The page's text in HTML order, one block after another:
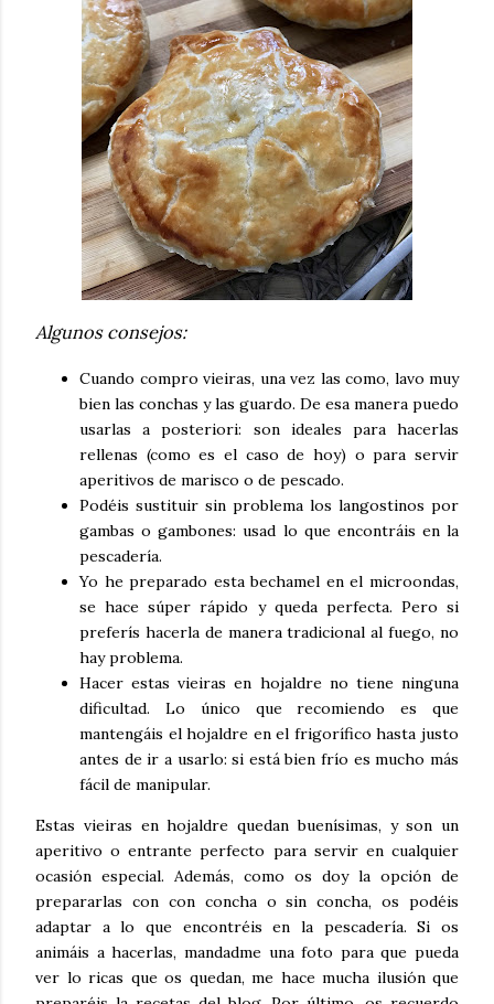
Algunos consejos:
Cuando compro vieiras, una vez las como, lavo muy
bien las conchas y las guardo. De esa manera puedo
usarlas a posteriori: son ideales para hacerlas
rellenas (como es el caso de hoy) o para servir
aperitivos de marisco o de pescado.
Podéis sustituir sin problema los langostinos por
gambas o gambones: usad lo que encontráis en la
pescadería.
Yo he preparado esta bechamel en el microondas,
se hace súper rápido y queda perfecta. Pero si
preferís hacerla de manera tradicional al fuego, no
hay problema.
Hacer estas vieiras en hojaldre no tiene ninguna
dificultad. Lo único que recomiendo es que
mantengáis el hojaldre en el frigorífico hasta justo
antes de ir a usarlo: si está bien frío es mucho más
fácil de manipular.
Estas vieiras en hojaldre quedan buenísimas, y son un
aperitivo o entrante perfecto para servir en cualquier
ocasión especial. Además, como os doy la opción de
prepararlas con con concha o sin concha, os podéis
adaptar a lo que encontréis en la pescadería. Si os
animáis a hacerlas, mandadme una foto para que pueda
ver lo ricas que os quedan, me hace mucha ilusión que